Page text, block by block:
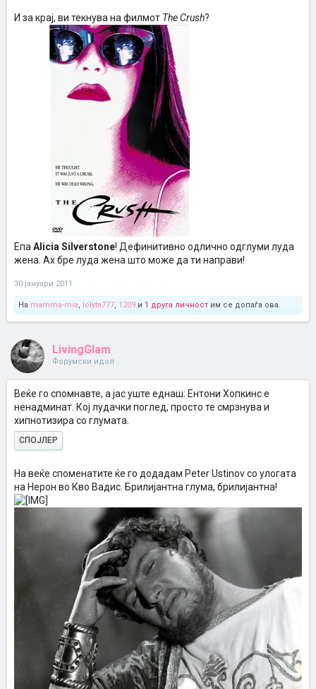
И за крај, ви текнува на филмот The Crush?
Епа Alicia Silverstone! Дефинитивно одлично одглуми луда
жена. Ах бре луда жена што може да ти направи!
30 јануари 2011
На mamma-mia, lolyta777, 1209 и 1 друга личност им се допаѓа ова.
LivingGlam
Форумски идол
Веќе го спомнавте, а јас уште еднаш: Ентони Хопкинс е
ненадминат. Кој лудачки поглед, просто те смрзнува и
хипнотизира со глумата.
СПОЈЛЕР
На веќе споменатите ќе го додадам Peter Ustinov со улогата
на Нерон во Кво Вадис. Брилијантна глума, брилијантна!